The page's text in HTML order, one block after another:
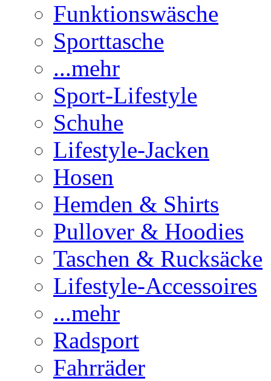
Funktionswäsche
Sporttasche
...mehr
Sport-Lifestyle
Schuhe
Lifestyle-Jacken
Hosen
Hemden & Shirts
Pullover & Hoodies
Taschen & Rucksäcke
Lifestyle-Accessoires
...mehr
Radsport
Fahrräder